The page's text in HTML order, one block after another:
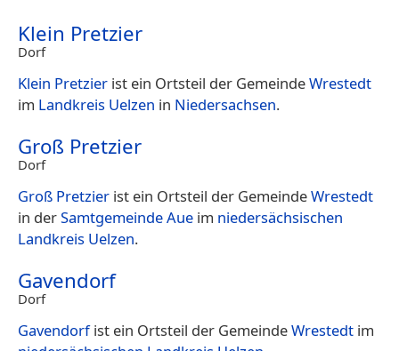
Klein Pretzier
Dorf
Klein Pretzier ist ein Ortsteil der GemeindeWrestedt
im Landkreis Uelzen in Niedersachsen.
Groß Pretzier
Dorf
Groß Pretzier ist ein Ortsteil der GemeindeWrestedt
in derSamtgemeinde Aue im niedersächsischen
Landkreis Uelzen.
Gavendorf
Dorf
Gavendorfist ein Ortsteil der GemeindeWrestedt im